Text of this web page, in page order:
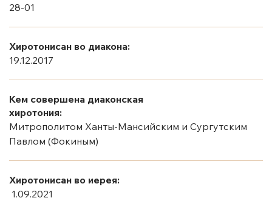
28-01
Хиротонисан во диакона:
19.12.2017
Кем совершена диаконская
хиротония:
Митрополитом Ханты-Мансийским и Сургутским
Павлом (Фокиным)
Хиротонисан во иерея:
1.09.2021